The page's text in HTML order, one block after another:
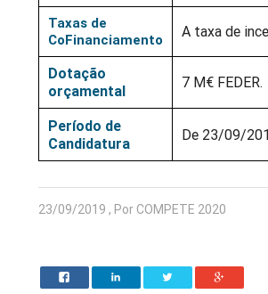
Taxas de
CoFinanciamento
A taxa de
Dotação
orçamental
7 M€ FEDER.
Período de
Candidatura
De 23/09/
23/09/2019 , Por COMPETE 2020